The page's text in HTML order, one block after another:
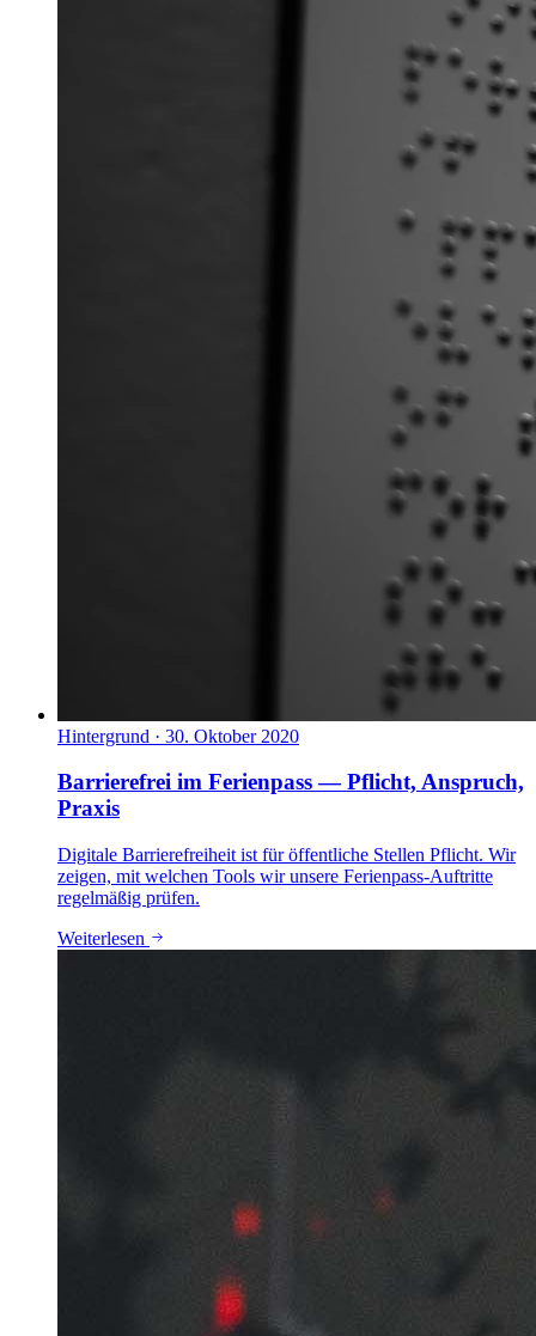
Hintergrund · 30. Oktober 2020
Barrierefrei im Ferienpass — Pflicht, Anspruch,
Praxis
Digitale Barrierefreiheit ist für öffentliche Stellen Pflicht. Wir
zeigen, mit welchen Tools wir unsere Ferienpass-Auftritte
regelmäßig prüfen.
Weiterlesen